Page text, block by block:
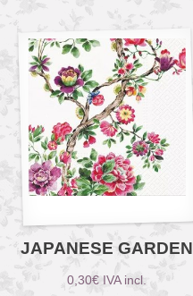
JAPANESE GARDEN
0,30€ IVA incl.